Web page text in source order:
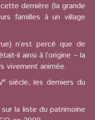
dernière (la grande
familles à un village
n’est percé que de
il ainsi à l’origine – la
vivement animée.
siècle, les derniers du
la liste du patrimoine